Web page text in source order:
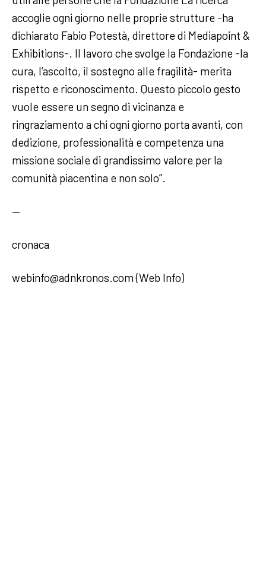
accoglie ogni giorno nelle proprie strutture -ha
dichiarato Fabio Potestà, direttore di Mediapoint &
Exhibitions-. Il lavoro che svolge la Fondazione -la
cura, l’ascolto, il sostegno alle fragilità- merita
rispetto e riconoscimento. Questo piccolo gesto
vuole essere un segno di vicinanza e
ringraziamento a chi ogni giorno porta avanti, con
dedizione, professionalità e competenza una
missione sociale di grandissimo valore per la
comunità piacentina e non solo”.
—
cronaca
webinfo@adnkronos.com (Web Info)